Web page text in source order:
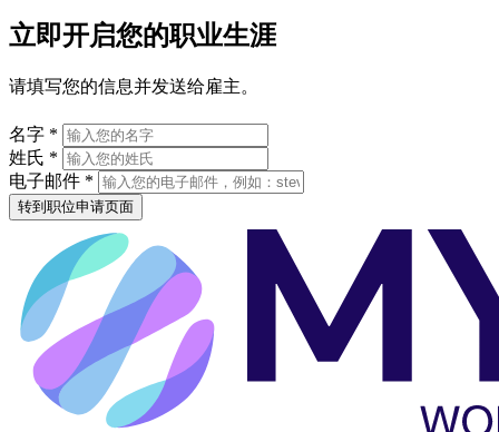
立即开启您的职业生涯
请填写您的信息并发送给雇主。
名字 *
姓氏 *
电子邮件 *
转到职位申请页面